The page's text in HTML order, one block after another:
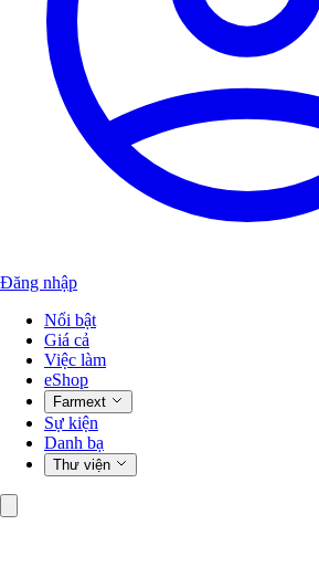
Đăng nhập
Nổi bật
Giá cả
Việc làm
eShop
Farmext
Sự kiện
Danh bạ
Thư viện